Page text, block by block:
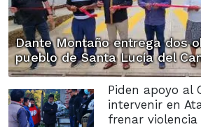
Dante Montaño entrega dos
pueblo de Santa Lucía del
Piden apoyo al
intervenir en
frenar violencia